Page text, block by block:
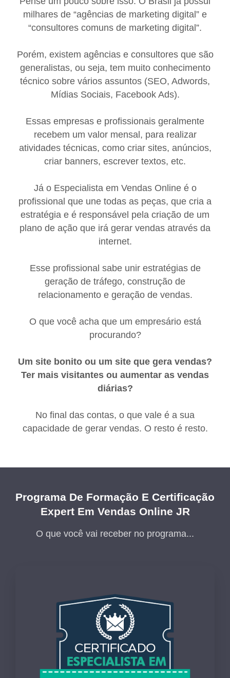
milhares de “agências de marketing digital” e
“consultores comuns de marketing digital”.
Porém, existem agências e consultores que são
generalistas, ou seja, tem muito conhecimento
técnico sobre vários assuntos (SEO, Adwords,
Mídias Sociais, Facebook Ads).
Essas empresas e profissionais geralmente
recebem um valor mensal, para realizar
atividades técnicas, como criar sites, anúncios,
criar banners, escrever textos, etc.
Já o Especialista em Vendas Online é o
profissional que une todas as peças, que cria a
estratégia e é responsável pela criação de um
plano de ação que irá gerar vendas através da
internet.
Esse profissional sabe unir estratégias de
geração de tráfego, construção de
relacionamento e geração de vendas.
O que você acha que um empresário está
procurando?
Um site bonito ou um site que gera vendas?
Ter mais visitantes ou aumentar as vendas
diárias?
No final das contas, o que vale é a sua
capacidade de gerar vendas. O resto é resto.
Programa De Formação E Certificação
Expert Em Vendas Online JR
O que você vai receber no programa...